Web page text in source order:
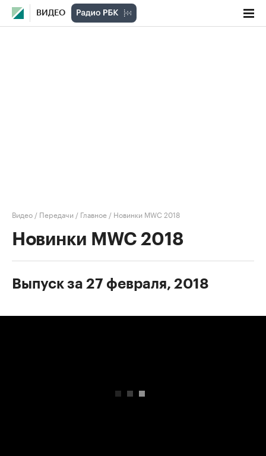
ВИДЕО
Видео / Передачи / Главное / Новинки MWC 2018
Новинки MWC 2018
Выпуск за 27 февраля, 2018